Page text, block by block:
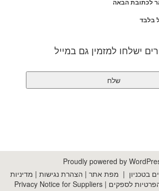
לכתובת הבאה
בלבד
ישלחו למזמין גם במייל
Proudly powered by
בטכניון | מפת אתר | הצהרת נגישות | מדיניות
לספקים |
Privacy Notice for Suppliers